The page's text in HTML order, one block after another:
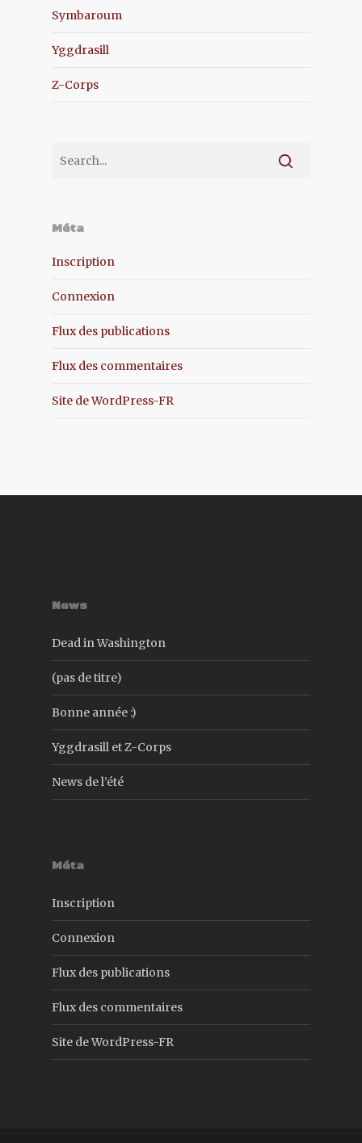
Symbaroum
Yggdrasill
Z-Corps
Méta
Inscription
Connexion
Flux des publications
Flux des commentaires
Site de WordPress-FR
News
Dead in Washington
(pas de titre)
Bonne année :)
Yggdrasill et Z-Corps
News de l’été
Méta
Inscription
Connexion
Flux des publications
Flux des commentaires
Site de WordPress-FR